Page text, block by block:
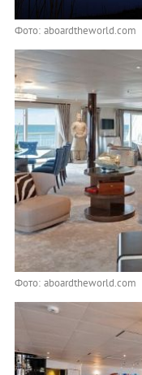
Фото: aboardtheworld.com
Фото: aboardtheworld.com